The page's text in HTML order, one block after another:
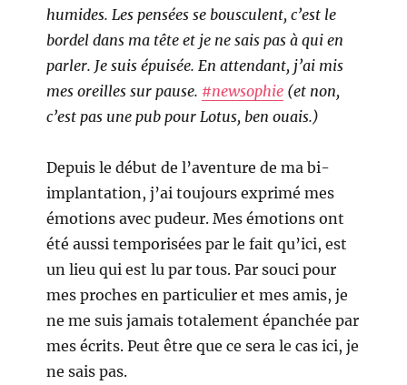
humides. Les pensées se bousculent, c’est le
bordel dans ma tête et je ne sais pas à qui en
parler. Je suis épuisée. En attendant, j’ai mis
mes oreilles sur pause. #newsophie (et non,
c’est pas une pub pour Lotus, ben ouais.)
Depuis le début de l’aventure de ma bi-
implantation, j’ai toujours exprimé mes
émotions avec pudeur. Mes émotions ont
été aussi temporisées par le fait qu’ici, est
un lieu qui est lu par tous. Par souci pour
mes proches en particulier et mes amis, je
ne me suis jamais totalement épanchée par
mes écrits. Peut être que ce sera le cas ici, je
ne sais pas.